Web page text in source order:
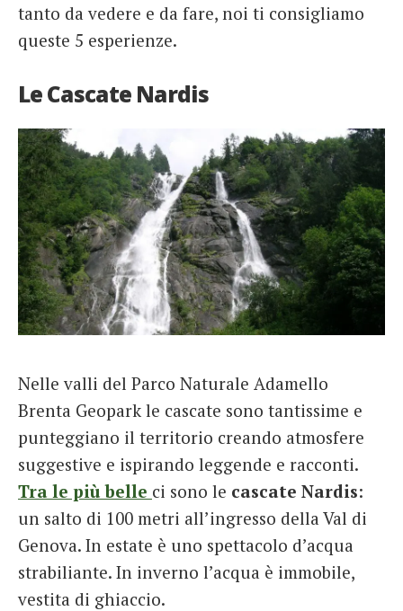
tanto da vedere e da fare, noi ti consigliamo
queste 5 esperienze.
Le Cascate Nardis
Nelle valli del Parco Naturale Adamello
Brenta Geopark le cascate sono tantissime e
punteggiano il territorio creando atmosfere
suggestive e ispirando leggende e racconti.
Tra le più belle ci sono le cascate Nardis:
un salto di 100 metri all’ingresso della Val di
Genova. In estate è uno spettacolo d’acqua
strabiliante. In inverno l’acqua è immobile,
vestita di ghiaccio.